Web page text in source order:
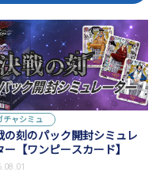
チャシミュ
の刻のパック開封シミュレ
ー【ワンピースカード】